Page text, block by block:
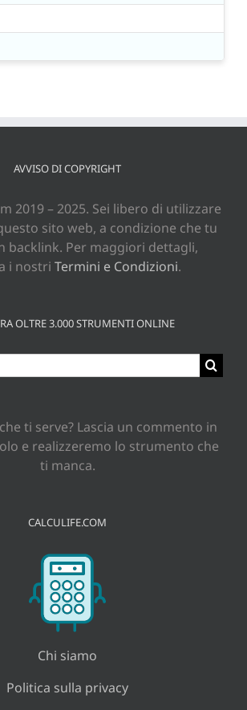
AVVISO DI COPYRIGHT
2019 – 2025. Sei libero di utilizzare
sito web, a condizione che tu
backlink. Per maggiori dettagli,
i nostri Termini e Condizioni.
OLTRE 3.000 STRUMENTI ONLINE
ti serve? Lascia un commento in
e realizzeremo lo strumento che
ti manca.
CALCULIFE.COM
Chi siamo
Politica sulla privacy